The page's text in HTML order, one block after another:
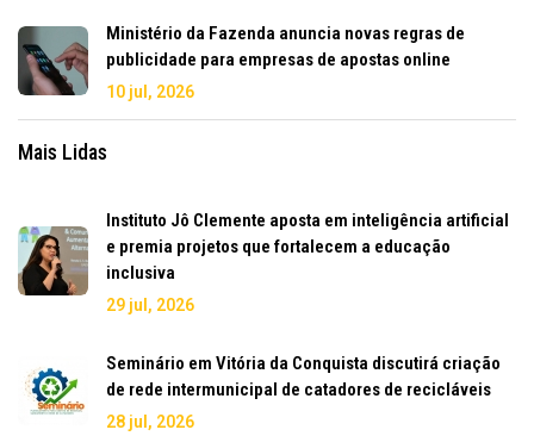
Ministério da Fazenda anuncia novas regras de
publicidade para empresas de apostas online
10 jul, 2026
Mais Lidas
Instituto Jô Clemente aposta em inteligência artificial
e premia projetos que fortalecem a educação
inclusiva
29 jul, 2026
Seminário em Vitória da Conquista discutirá criação
de rede intermunicipal de catadores de recicláveis
28 jul, 2026